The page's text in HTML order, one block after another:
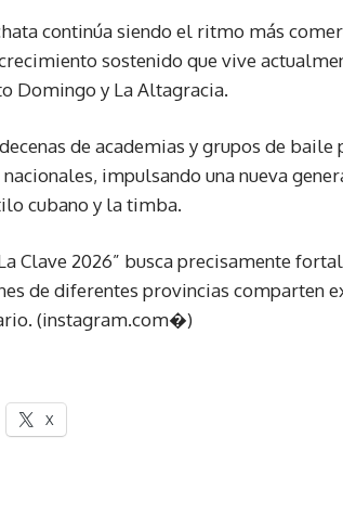
continúa siendo el ritmo más
sostenido que vive
Domingo y La Altagracia.
de academias y grupos de
impulsando una nueva
cubano y la timba.
Clave 2026” busca precisamente
de diferentes provincias comparten
(instagram.com⁠�)
X